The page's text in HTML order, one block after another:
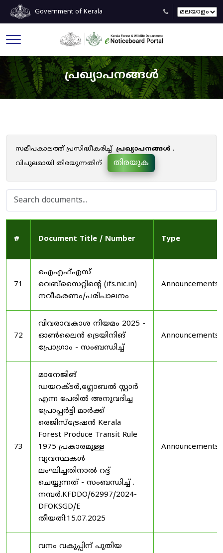
Government of Kerala
പ്രഖ്യാപനങ്ങൾ
സമീപകാലത്ത് പ്രസിദ്ധീകരിച്ച് പ്രഖ്യാപനങ്ങൾ .
വിപുലമായി തിരയുന്നതിന്
തിരയുക
# Document Title / Number Type
71
ഐഎഫ്എസ്
വെബ്‌സൈറ്റിന്റെ (ifs.nic.in)
നവീകരണം/പരിപാലനം
Announcements
72
വിവരാവകാശ നിയമം 2025 -
ഓൺലൈൻ ട്രെയിനിങ്
പ്രോഗ്രാം - സംബന്ധിച്ച്
Announcements
73
മാനേജിങ്
ഡയറക്ടർ,ഗ്ലോബൽ സ്റ്റാർ
എന്ന പേരിൽ അനുവദിച്ച
പ്രോപ്പർട്ടി മാർക്ക്
രെജിസ്ട്രേഷൻ Kerala
Forest Produce Transit Rule
1975 പ്രകാരമുള്ള
വ്യവസ്ഥകൾ
ലംഘിച്ചതിനാൽ റദ്ദ്
ചെയ്യുന്നത് - സംബന്ധിച്ച് .
നമ്പർ.KFDDO/62997/2024-
DFOKSGD/E
തീയതി:15.07.2025
Announcements
വനം വകുപ്പിന് പുതിയ